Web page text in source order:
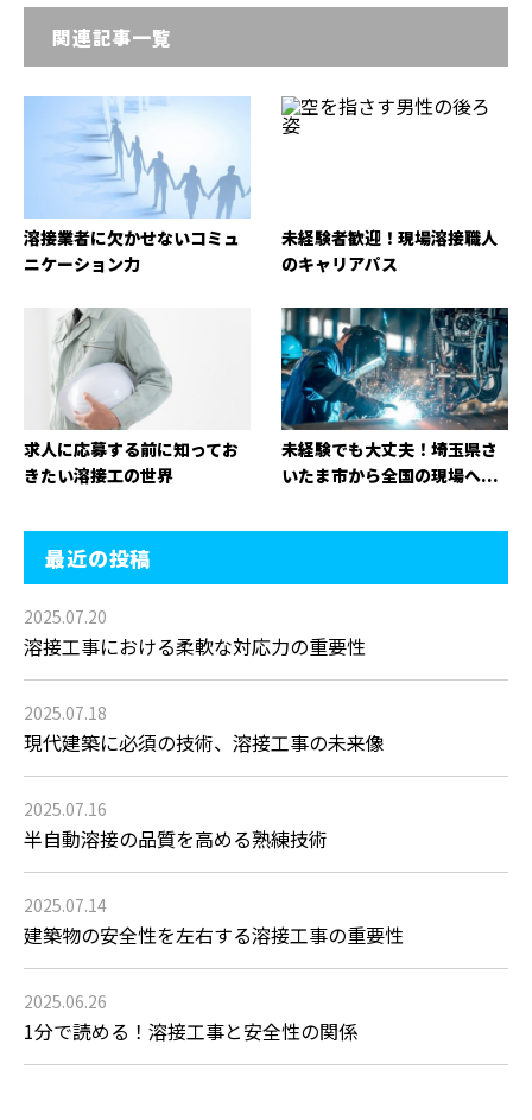
関連記事一覧
溶接業者に欠かせないコミュ
ニケーション力
未経験者歓迎！現場溶接職人
のキャリアパス
求人に応募する前に知ってお
きたい溶接工の世界
未経験でも大丈夫！埼玉県さ
いたま市から全国の現場へ...
最近の投稿
2025.07.20
溶接工事における柔軟な対応力の重要性
2025.07.18
現代建築に必須の技術、溶接工事の未来像
2025.07.16
半自動溶接の品質を高める熟練技術
2025.07.14
建築物の安全性を左右する溶接工事の重要性
2025.06.26
1分で読める！溶接工事と安全性の関係